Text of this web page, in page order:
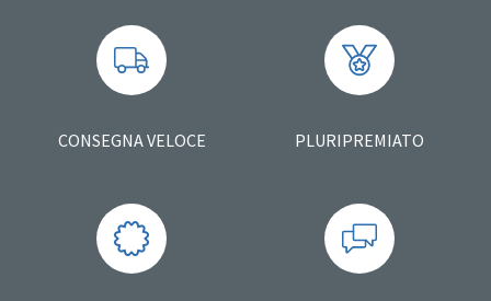
CONSEGNA VELOCE PLURIPREMIATO